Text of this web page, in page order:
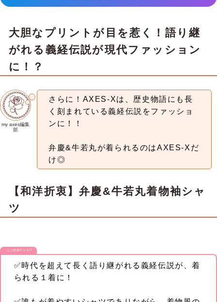
大胆なプリントが目を惹く！語り継
がれる義経伝説が現代ファッション
に！？
my axes編集
部
さらに！AXES‐Xは、歴史物語にも長
く刻まれている義経伝説をファッショ
ンに！！
弁慶&牛若丸が着られるのはAXES‐Xだ
け◎
【和洋折衷】弁慶&牛若丸着物袖シャ
ツ
ここがポイント♡
✅時代を超えて長く語り継がれる義経伝説が、着
られる１着に！